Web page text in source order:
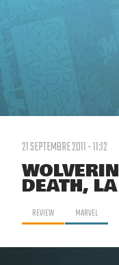
21 SEPTEMBRE 2011 - 11:12
DEATH,
REVIEW MARVEL